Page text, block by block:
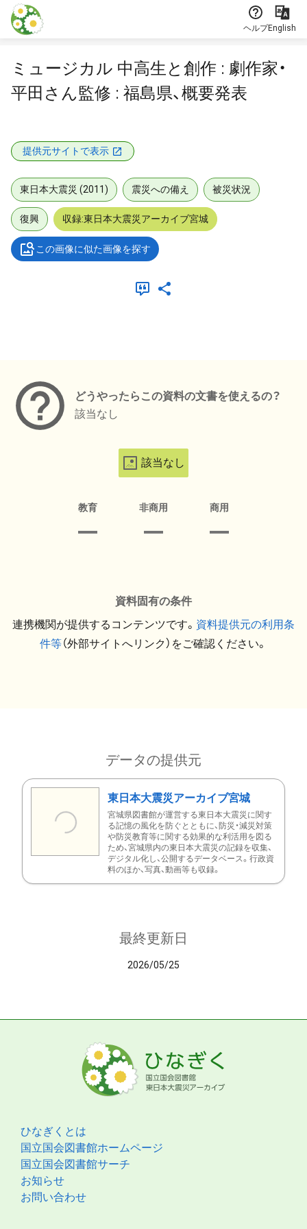
本文に飛ぶ
ヘルプEnglish
ミュージカル 中高生と創作 : 劇作家・
平田さん監修 : 福島県、概要発表
提供元サイトで表示
東日本大震災 (2011) 震災への備え 被災状況
復興 収録:東日本大震災アーカイブ宮城
この画像に似た画像を探す
どうやったらこの資料の文書を使えるの？
該当なし
該当なし
教育 非商用 商用
資料固有の条件
連携機関が提供するコンテンツです。 資料提供元の利用条
件等（外部サイトへリンク）をご確認ください。
データの提供元
東日本大震災アーカイブ宮城
宮城県図書館が運営する東日本大震災に関す
る記憶の風化を防ぐとともに、防災・減災対策
や防災教育等に関する効果的な利活用を図る
ため、宮城県内の東日本大震災の記録を収集、
デジタル化し、公開するデータベース。行政資
料のほか、写真、動画等も収録。
最終更新日
2026/05/25
ひなぎくとは
国立国会図書館ホームページ
国立国会図書館サーチ
お知らせ
お問い合わせ